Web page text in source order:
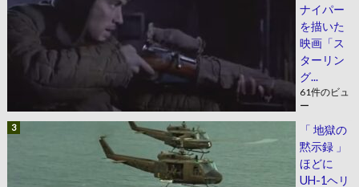
ナイパー
を描いた
映画「ス
ターリン
グ...
61件のビュ
ー
「 地獄の
黙示録 」
ほどに
UH-1ヘリ